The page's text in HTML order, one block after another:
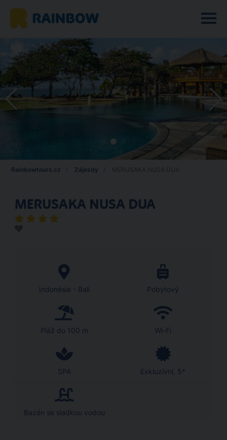
Rainbowtours.cz Zájezdy
MERUSAKA NUSA DUA
Indonésie - Bali Pobytový
Pláž do 100 m Wi-Fi
SPA Exkluzivní, 5*
Bazén se sladkou vodou